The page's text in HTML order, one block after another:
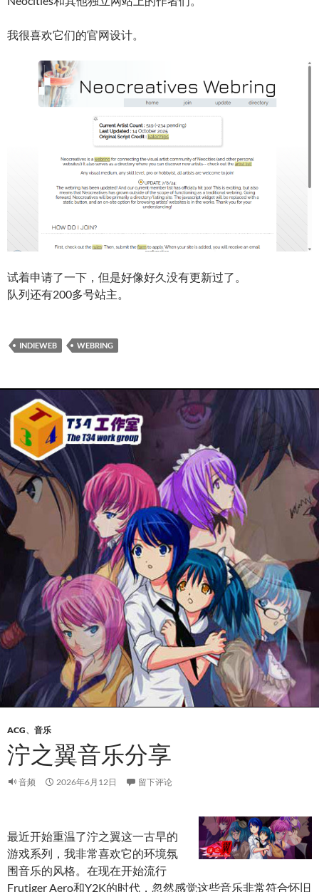
我很喜欢它们的官网设计。
试着申请了一下，但是好像好久没有更新过了。
队列还有200多号站主。
INDIEWEB WEBRING
ACG、 音乐
泞之翼音乐分享
音频 2026年6月12日 留下评论
最近开始重温了泞之翼这一古早的
游戏系列，我非常喜欢它的环境氛
围音乐的风格。在现在开始流行
Frutiger Aero和Y2K的时代，忽然感觉这些音乐非常符合怀旧